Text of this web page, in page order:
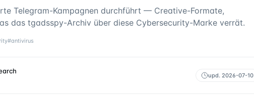
Telegram-Kampagnen durchführt — Creative-Formate,
das tgadsspy-Archiv über diese Cybersecurity-Marke verrät.
#antivirus
upd. 2026-07-10